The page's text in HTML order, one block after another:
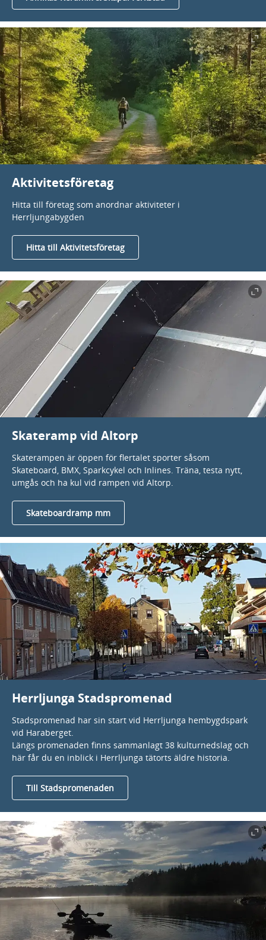
Aktivitetsföretag
Hitta till företag som anordnar aktiviteter i
Herrljungabygden
Hitta till Aktivitetsföretag
Skateramp vid Altorp
Skaterampen är öppen för flertalet sporter såsom
Skateboard, BMX, Sparkcykel och Inlines. Träna, testa nytt,
umgås och ha kul vid rampen vid Altorp.
Skateboardramp mm
Herrljunga Stadspromenad
Stadspromenad har sin start vid Herrljunga hembygdspark
vid Haraberget.
Längs promenaden finns sammanlagt 38 kulturnedslag och
här får du en inblick i Herrljunga tätorts äldre historia.
Till Stadspromenaden